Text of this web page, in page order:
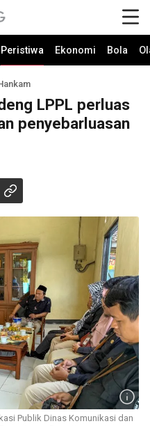
Peristiwa Ekonomi Bola
LPPL perluas
penyebarluasan
Publik Dinas Komunikasi dan